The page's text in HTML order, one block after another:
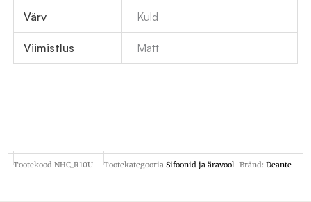
Värv Kuld
Viimistlus Matt
Tootekood NHC_R10U Tootekategooria Sifoonid ja äravool Bränd: Deante